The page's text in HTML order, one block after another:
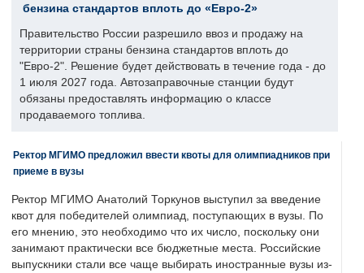
бензина стандартов вплоть до «Евро-2»
Правительство России разрешило ввоз и продажу на
территории страны бензина стандартов вплоть до
"Евро-2". Решение будет действовать в течение года - до
1 июля 2027 года. Автозаправочные станции будут
обязаны предоставлять информацию о классе
продаваемого топлива.
Ректор МГИМО предложил ввести квоты для олимпиадников при
приеме в вузы
Ректор МГИМО Анатолий Торкунов выступил за введение
квот для победителей олимпиад, поступающих в вузы. По
его мнению, это необходимо что их число, поскольку они
занимают практически все бюджетные места. Российские
выпускники стали все чаще выбирать иностранные вузы из-